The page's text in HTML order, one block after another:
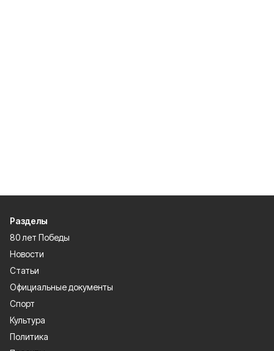
Разделы
80 лет Победы
Новости
Статьи
Официальные документы
Спорт
Культура
Политика